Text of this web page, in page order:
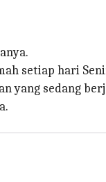
setiap hari
yang sedang